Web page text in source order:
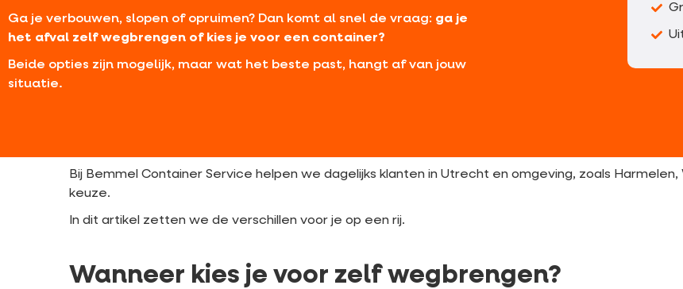
Ga je verbouwen, slopen of opruimen? Dan komt al snel de vraag: ga je
het afval zelf wegbrengen of kies je voor een container?
Beide opties zijn mogelijk, maar wat het beste past, hangt af van jouw
situatie.
Bij Bemmel Container Service helpen we dagelijks klanten in Utrecht en omgeving, zoals
keuze.
In dit artikel zetten we de verschillen voor je op een rij.
Wanneer kies je voor zelf wegbrengen?